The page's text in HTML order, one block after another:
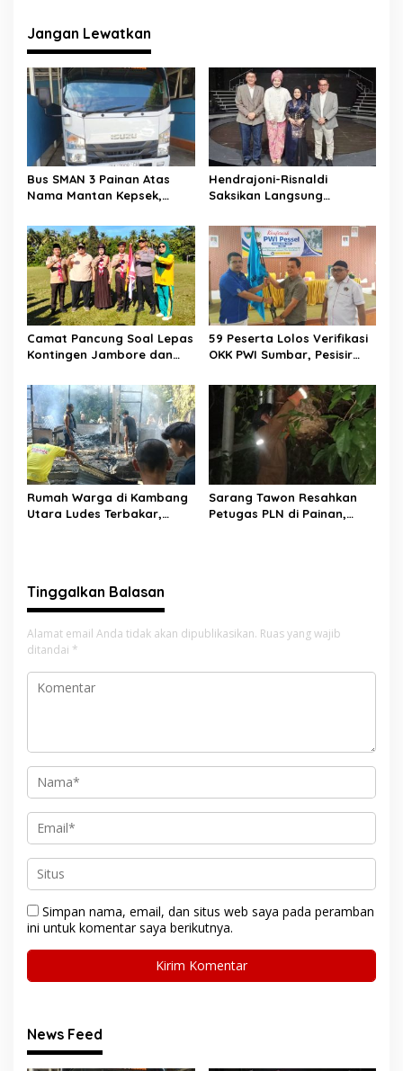
g
a
s
i
o
s
Jangan Lewatkan
Bus SMAN 3 Painan Atas
Nama Mantan Kepsek,
Kredit
Hendrajoni-Risnaldi
Saksikan Langsung
Jakarta, Panggung
D’Academy 8 Menggelegar!
Camat Pancung Soal Lepas
Kontingen Jambore dan
kepada Peserta
59 Peserta Lolos Verifikasi
OKK PWI Sumbar, Pesisir
11 Peserta
Rumah Warga di Kambang
Utara Ludes Terbakar,
Sarang Tawon Resahkan
Petugas PLN di Painan,
Tinggalkan Balasan
Alamat email Anda tidak akan dipublikasikan. Ruas yang wajib
ditandai *
Simpan nama, email, dan situs web saya pada peramban
ini untuk komentar saya berikutnya.
News Feed